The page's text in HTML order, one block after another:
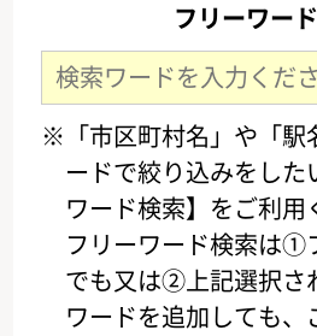
フリーワー
※「市区町村名」や「駅
ードで絞り込みをした
ワード検索】をご利用
フリーワード検索は①
でも又は②上記選択さ
ワードを追加しても、